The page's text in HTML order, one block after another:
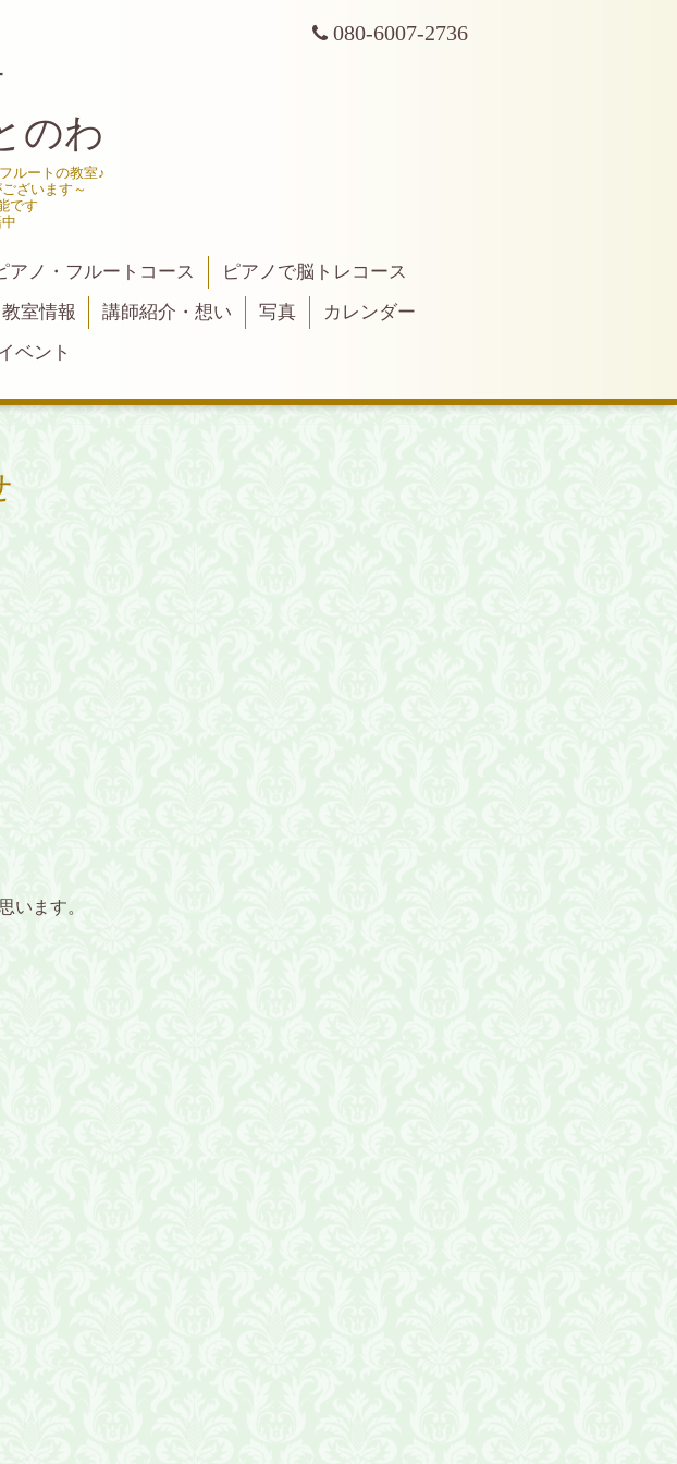
080-6007-2736
のわ
ルートの教室♪
ざいます～
です
アノ・フルートコース
ピアノで脳トレコース
教室情報 講師紹介・想い 写真
カレンダー
ベント
います。